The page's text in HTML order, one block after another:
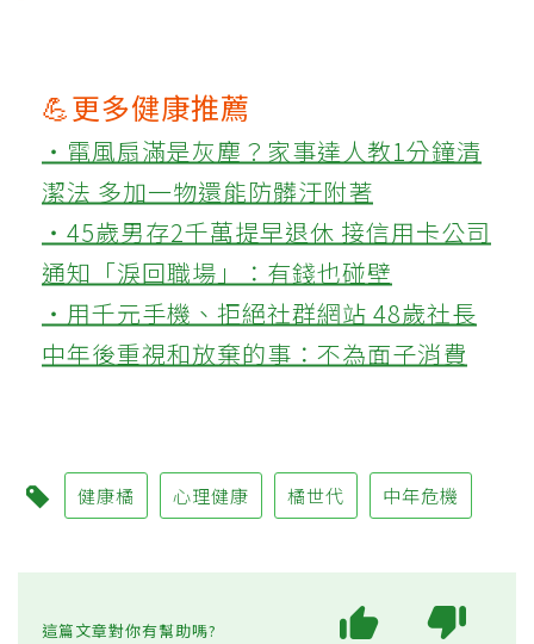
💪更多健康推薦
‧電風扇滿是灰塵？家事達人教1分鐘清
潔法 多加一物還能防髒汙附著
‧45歲男存2千萬提早退休 接信用卡公司
通知「淚回職場」：有錢也碰壁
‧用千元手機、拒絕社群網站 48歲社長
中年後重視和放棄的事：不為面子消費
健康橘 心理健康 橘世代 中年危機
這篇文章對你有幫助嗎?